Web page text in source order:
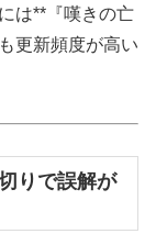
は**『嘆きの亡
更新頻度が高い
りで誤解が